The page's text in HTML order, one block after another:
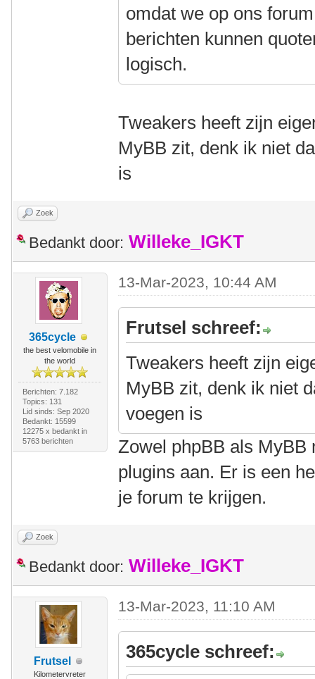
omdat we op ons
berichten kunnen
logisch.
Tweakers heeft zijn
MyBB zit, denk ik niet
is
Zoek
Bedankt door: Willeke_IGKT
365cycle
the best velomobile in
the world
Berichten: 7.182
Topics: 131
Lid sinds: Sep 2020
Bedankt: 15599
12275 x bedankt in
5763 berichten
13-Mar-2023, 10:44 AM
Frutsel schreef:
Tweakers heeft zijn
MyBB zit, denk ik niet
voegen is
Zowel phpBB als MyBB
plugins aan. Er is een
je forum te krijgen.
Zoek
Bedankt door: Willeke_IGKT
Frutsel
Kilometervreter
13-Mar-2023, 11:10 AM
365cycle schreef: